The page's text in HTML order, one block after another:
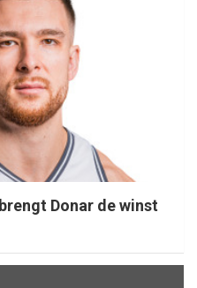
Donar de winst